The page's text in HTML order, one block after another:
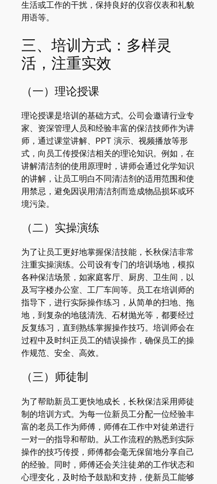
生活或工作的干扰，保持良好的仪容仪表和礼貌
用语等。
三、培训方式：多样灵
活，注重实效
（一）理论授课
理论授课是培训的基础方式。公司会邀请行业专
家、资深管理人员和经验丰富的保洁技师作为讲
师，通过课堂讲解、PPT 演示、视频播放等形
式，向员工传授保洁相关的理论知识。例如，在
讲解清洁剂的使用原理时，讲师会通过化学知识
的讲解，让员工明白不同清洁剂的适用范围和使
用禁忌，避免因误用清洁剂而造成物品损坏或环
境污染。
（二）实操演练
为了让员工更好地掌握保洁技能，长秋保洁非常
注重实操演练。公司设有专门的培训场地，模拟
各种保洁场景，如家庭客厅、厨房、卫生间，以
及写字楼办公室、工厂车间等。员工在培训师的
指导下，进行实际操作练习，从简单的扫地、拖
地，到复杂的地毯清洗、石材抛光等，都要经过
反复练习，直到熟练掌握操作技巧。培训师会在
过程中及时纠正员工的错误操作，确保员工的操
作规范、安全、高效。
（三）师徒制
为了帮助新员工更快地成长，长秋保洁采用师徒
制的培训方式。为每一位新员工分配一位经验丰
富的老员工作为师傅，师傅在工作中对徒弟进行
一对一的指导和帮助。从工作流程的熟悉到实际
操作的技巧传授，师傅都会毫无保留地分享自己
的经验。同时，师傅还会关注徒弟的工作状态和
心理变化，及时给予鼓励和支持，使新员工能够